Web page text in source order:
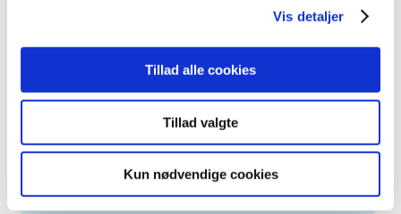
Vis detaljer
Tillad alle cookies
Tillad valgte
Kun nødvendige cookies
2017 (167)
2015 (33)
2013 (49)
2011 (13)